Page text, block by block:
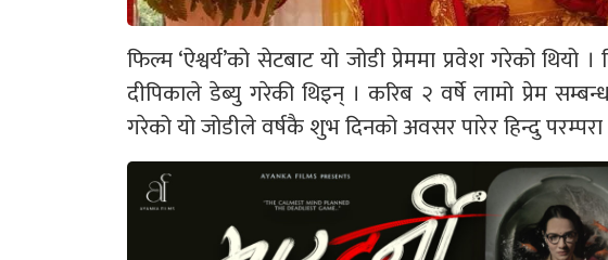
फिल्म ‘ऐश्वर्य’को सेटबाट यो जोडी प्रेममा प्रवेश गरेको
दीपिकाले डेब्यु गरेकी थिइन् । करिब २ वर्षे लामो प्रेम
गरेको यो जोडीले वर्षकै शुभ दिनको अवसर पारेर हिन्दु